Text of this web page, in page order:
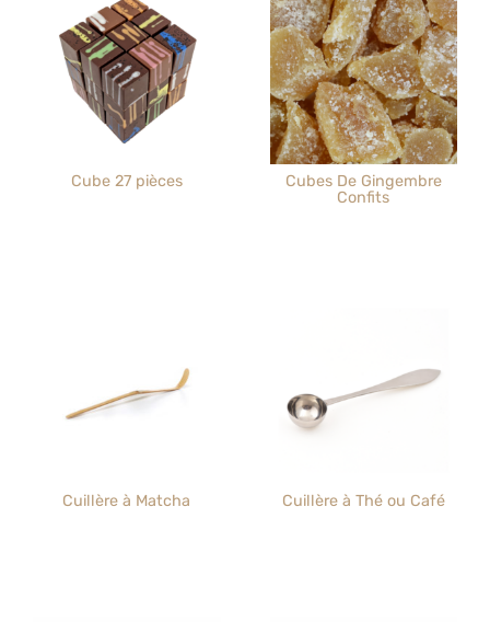
Cube 27 pièces
Cubes De Gingembre
Confits
Cuillère à Matcha Cuillère à Thé ou Café